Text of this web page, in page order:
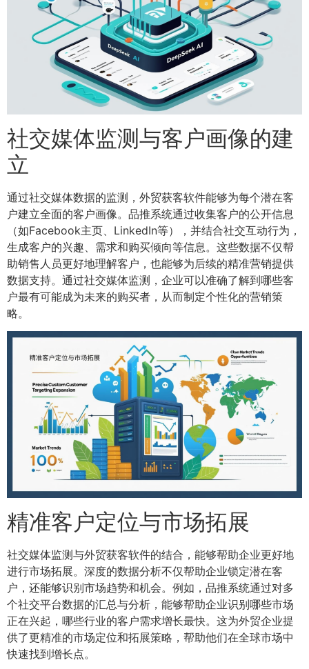
社交媒体监测与客户画像的建
立
通过社交媒体数据的监测，外贸获客软件能够为每个潜在客
户建立全面的客户画像。品推系统通过收集客户的公开信息
（如Facebook主页、LinkedIn等），并结合社交互动行为，
生成客户的兴趣、需求和购买倾向等信息。这些数据不仅帮
助销售人员更好地理解客户，也能够为后续的精准营销提供
数据支持。通过社交媒体监测，企业可以准确了解到哪些客
户最有可能成为未来的购买者，从而制定个性化的营销策
略。
精准客户定位与市场拓展
社交媒体监测与外贸获客软件的结合，能够帮助企业更好地
进行市场拓展。深度的数据分析不仅帮助企业锁定潜在客
户，还能够识别市场趋势和机会。例如，品推系统通过对多
个社交平台数据的汇总与分析，能够帮助企业识别哪些市场
正在兴起，哪些行业的客户需求增长最快。这为外贸企业提
供了更精准的市场定位和拓展策略，帮助他们在全球市场中
快速找到增长点。